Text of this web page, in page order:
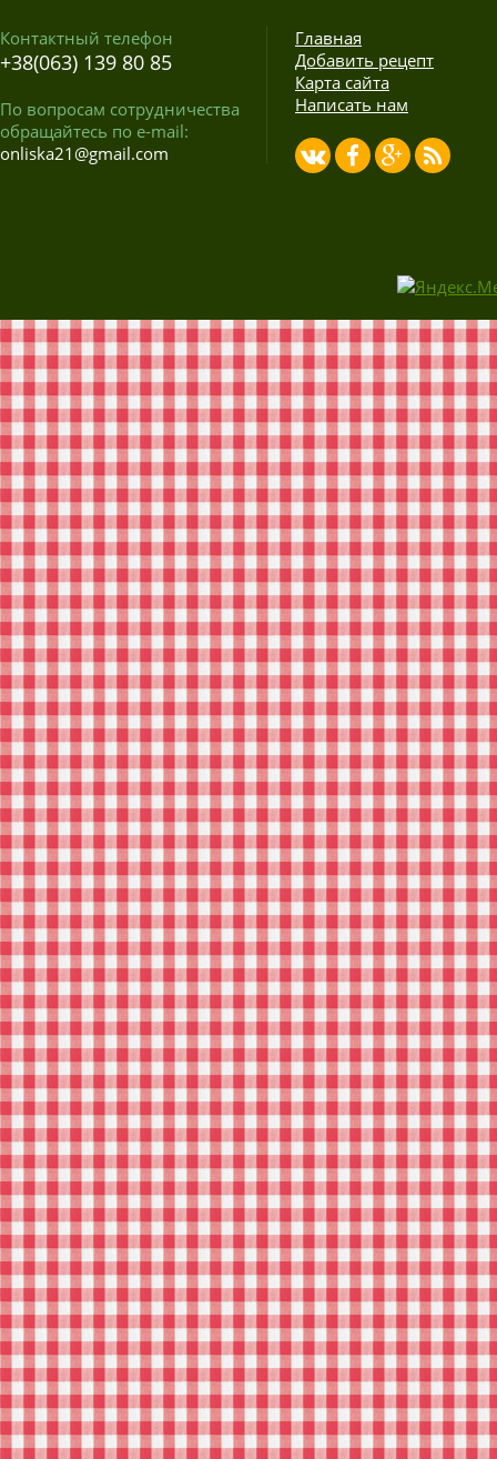
Контактный телефон
+38(063) 139 80 85
По вопросам сотрудничества
обращайтесь по e-mail:
onliska21@gmail.com
Главная
Добавить рецепт
Карта сайта
Написать нам